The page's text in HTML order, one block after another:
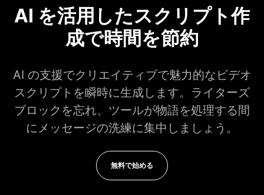
AI を活用したスクリプト作
成で時間を節約
AI の支援でクリエイティブで魅力的なビデオ
スクリプトを瞬時に生成します。ライターズ
ブロックを忘れ、ツールが物語を処理する間
にメッセージの洗練に集中しましょう。
無料で始める